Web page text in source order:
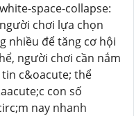
space-collapse:
chơi lựa chọn
nhiều để tăng cơ hội
người chơi cần nắm
c&oacute; thể
con số
nay nhanh